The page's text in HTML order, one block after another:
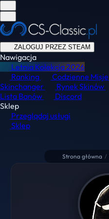
ZALOGUJ PRZEZ STEAM
Nawigacja
Letnia Kolekcja2026
Ranking
Codzienne Misje
Skinchanger
Rynek Skinów
Lista Banów
Discord
Sklep
Przeglądaj usługi
Sklep
Strona główna /